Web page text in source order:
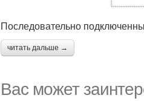
Последовательно
читать дальше →
Вас может